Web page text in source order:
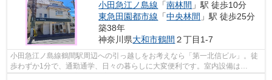
小田急江ノ島線 「南林間 」駅 徒歩10分
東急田園都市線 「中央林間 」駅 徒歩25分
築38年
神奈川県大和市鶴間 ２丁目1-7
小田急江ノ島線鶴間駅周辺への引っ越しをお考えなら「第一北信ビル」。徒
歩わずか1分で、通勤通学、日々の暮らしに大変便利です。室内設備は